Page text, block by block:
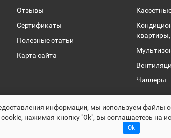
Отзывы
Сертификаты
Полезные статьи
Карта сайта
Чиллеры
Раскрутка -cropas.by
Climalogic.by © 2016 - 2025
информации, мы используем файлы
нажимая кнопку "Ok", вы соглашаетесь на
Ok